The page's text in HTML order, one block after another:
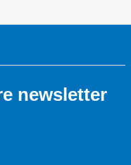
newsletter